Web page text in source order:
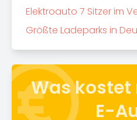
Elektroauto 7 Sitzer im
Größte Ladeparks in
Was
E-